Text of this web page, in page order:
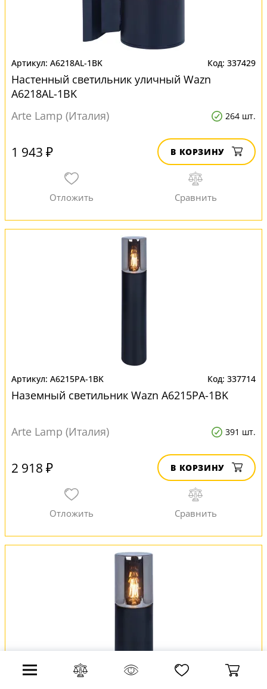
A6218AL-1BK 337429
Настенный светильник уличный Wazn
A6218AL-1BK
Arte Lamp (Италия)
264 шт.
1 943 ₽ В КОРЗИНУ
A6215PA-1BK 337714
Наземный светильник Wazn A6215PA-1BK
Arte Lamp (Италия) 391 шт.
2 918 ₽ В КОРЗИНУ